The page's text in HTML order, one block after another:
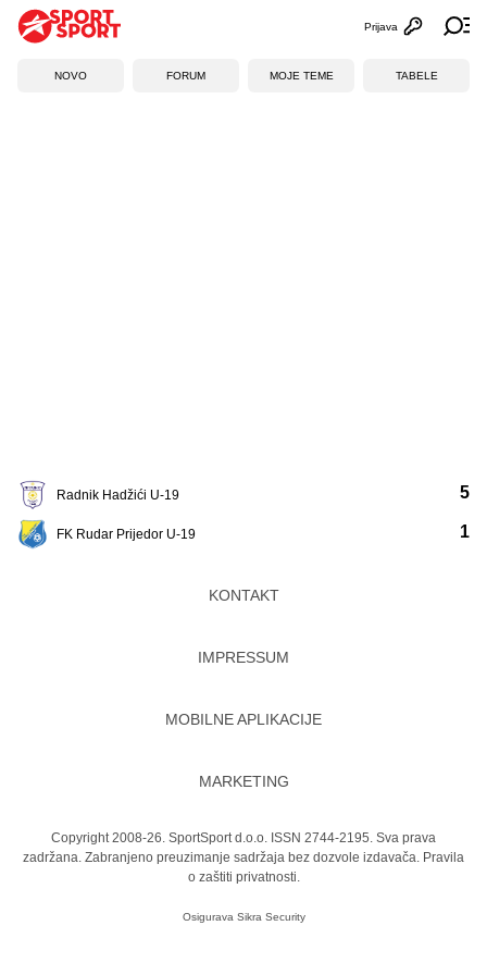
Otvori
Prijava
NOVO FORUM MOJE TEME TABELE
Radnik Hadžići U-19
FK Rudar Prijedor U-19
5
1
KONTAKT
IMPRESSUM
MOBILNE APLIKACIJE
MARKETING
Copyright 2008-26. SportSport d.o.o. ISSN 2744-2195. Sva prava
zadržana. Zabranjeno preuzimanje sadržaja bez dozvole izdavača. Pravila
o zaštiti privatnosti.
Osigurava Sikra Security